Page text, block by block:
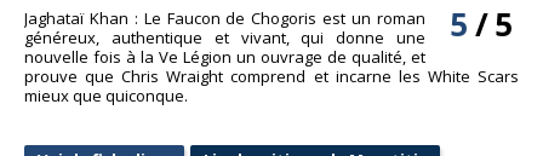
5/5
Jaghataï Khan : Le Faucon de Chogoris est un roman
généreux, authentique et vivant, qui donne une
nouvelle fois à la Ve Légion un ouvrage de qualité, et
prouve que Chris Wraight comprend et incarne les White Scars
mieux que quiconque.